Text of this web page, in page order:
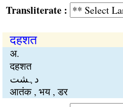
:
दहशत
अ.
दहशत
دہشت
आतंक , भय , डर